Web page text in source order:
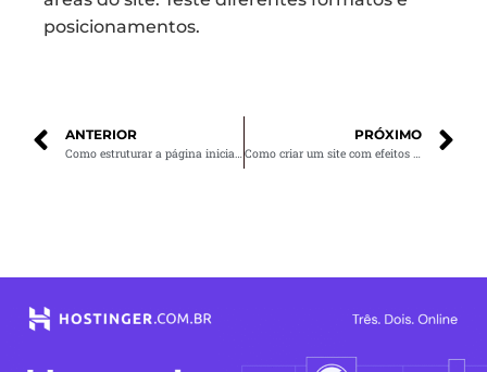
posicionamentos.
ANTERIOR PRÓXIMO